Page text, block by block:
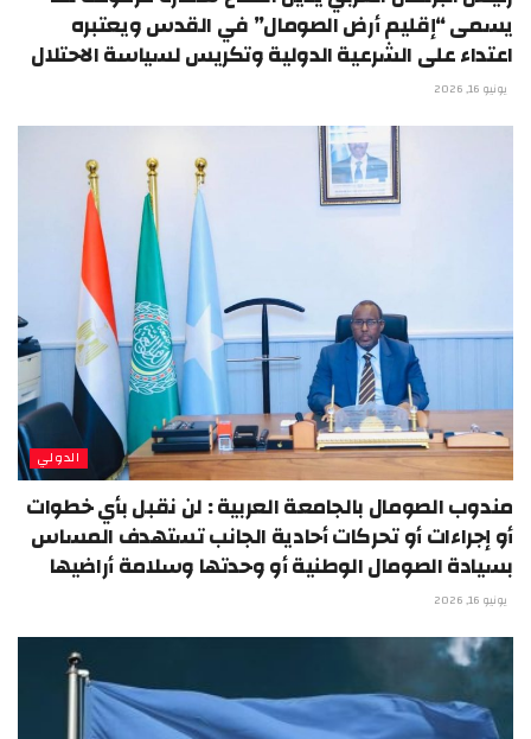
يسمى “إقليم أرض الصومال” في القدس ويعتبره
اعتداء على الشرعية الدولية وتكريس لسياسة الاحتلال
يونيو 16, 2026
الدولي
مندوب الصومال بالجامعة العربية : لن نقبل بأي خطوات
أو إجراءات أو تحركات أحادية الجانب تستهدف المساس
بسيادة الصومال الوطنية أو وحدتها وسلامة أراضيها
يونيو 16, 2026